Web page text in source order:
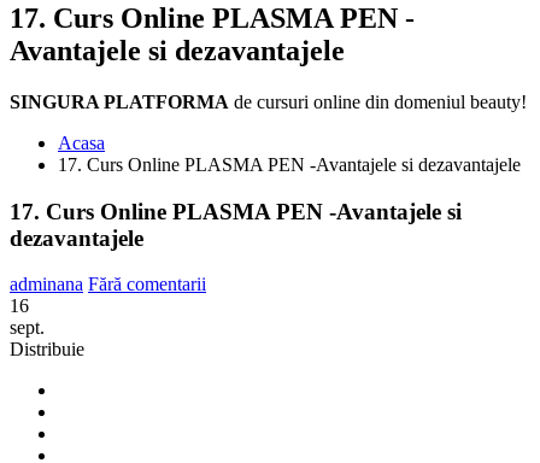
17. Curs Online PLASMA PEN -
Avantajele si dezavantajele
SINGURA PLATFORMA de cursuri online din domeniul beauty!
Acasa
17. Curs Online PLASMA PEN -Avantajele si dezavantajele
17. Curs Online PLASMA PEN -Avantajele si
dezavantajele
adminana Fără comentarii
16
sept.
Distribuie